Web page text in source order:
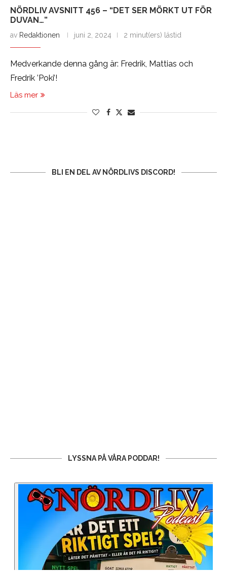
NÖRDLIV AVSNITT 456 – “DET SER MÖRKT UT FÖR
DUVAN…”
av Redaktionen juni 2, 2024 2 minut(ers) lästid
Medverkande denna gång är: Fredrik, Mattias och
Fredrik ’Poki’!
Läs mer
BLI EN DEL AV NÖRDLIVS DISCORD!
LYSSNA PÅ VÅRA PODDAR!